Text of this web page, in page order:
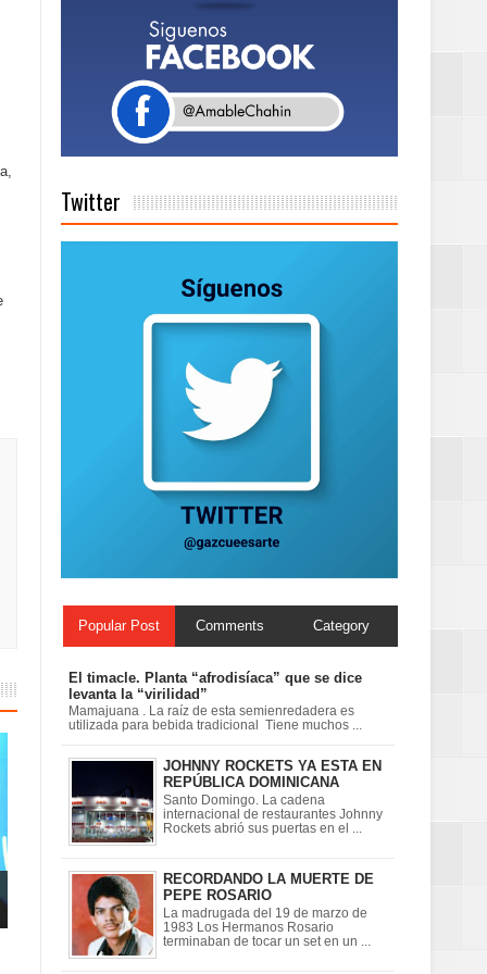
de Gestión
días a
Twitter
Popular Post Comments Category
El timacle. Planta “afrodisíaca” que se dice
levanta la “virilidad”
Mamajuana . La raíz de esta semienredadera es
utilizada para bebida tradicional Tiene muchos ...
JOHNNY ROCKETS YA ESTA EN
REPÚBLICA DOMINICANA
Santo Domingo. La cadena
internacional de restaurantes Johnny
Rockets abrió sus puertas en el ...
RECORDANDO LA MUERTE DE
PEPE ROSARIO
La madrugada del 19 de marzo de
1983 Los Hermanos Rosario
terminaban de tocar un set en un ...